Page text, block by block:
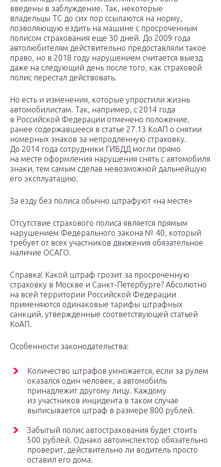
введены в заблуждение. Так, некоторые
владельцы ТС до сих пор ссылаются на норму,
позволяющую ездить на машине с просроченным
полисом страхования еще 30 дней. До 2009 года
автолюбителям действительно предоставляли такое
право, но в 2018 году нарушением считается выезд
даже на следующий день после того, как страховой
полис перестал действовать.
Но есть и изменения, которые упростили жизнь
автомобилистам. Так, например, с 2014 года
в Российской Федерации отменено положение,
ранее содержавшееся в статье 27.13 КоАП о снятии
номерных знаков за непродленную страховку.
До 2014 года сотрудники ГИБДД могли прямо
на месте оформления нарушения снять с автомобиля
знаки, тем самым сделав невозможной дальнейшую
его эксплуатацию.
За езду без полиса обычно штрафуют «на месте»
Отсутствие страхового полиса является прямым
нарушением Федерального закона № 40, который
требует от всех участников движения обязательное
наличие ОСАГО.
Справка! Какой штраф грозит за просроченную
страховку в Москве и Санкт-Петербурге? Абсолютно
на всей территории Российской Федерации
применяются одинаковые тарифы штрафных
санкций, утвержденные соответствующей статьей
КоАП.
Особенности законодательства:
Количество штрафов умножается, если за рулем
оказался один человек, а автомобиль
принадлежит другому лицу. Каждому
из участников инцидента в таком случае
выписывается штраф в размере 800 рублей.
Забытый полис автострахования будет стоить
500 рублей. Однако автоинспектор обязательно
проверит, действительно ли водитель просто
оставил его дома.